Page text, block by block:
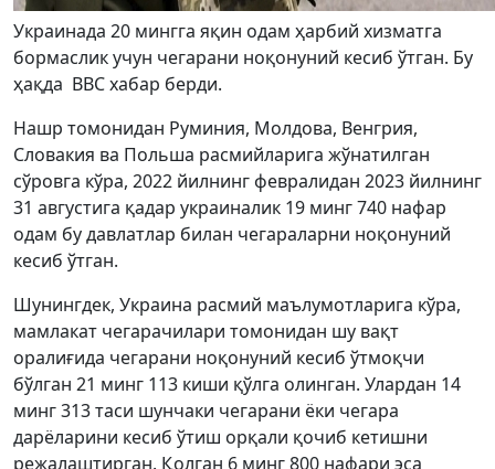
Украинада 20 мингга яқин одам ҳарбий хизматга
бормаслик учун чегарани ноқонуний кесиб ўтган. Бу
ҳақда BBC хабар берди.
Нашр томонидан Руминия, Молдова, Венгрия,
Словакия ва Польша расмийларига жўнатилган
сўровга кўра, 2022 йилнинг февралидан 2023 йилнинг
31 августига қадар украиналик 19 минг 740 нафар
одам бу давлатлар билан чегараларни ноқонуний
кесиб ўтган.
Шунингдек, Украина расмий маълумотларига кўра,
мамлакат чегарачилари томонидан шу вақт
оралиғида чегарани ноқонуний кесиб ўтмоқчи
бўлган 21 минг 113 киши қўлга олинган. Улардан 14
минг 313 таси шунчаки чегарани ёки чегара
дарёларини кесиб ўтиш орқали қочиб кетишни
режалаштирган. Қолган 6 минг 800 нафари эса